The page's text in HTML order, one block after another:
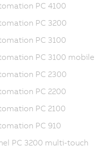
PC 4100
PC 3200
PC 3100
PC 3100 mobile
PC 2300
PC 2200
PC 2100
PC 910
PC 3200 multi-touch